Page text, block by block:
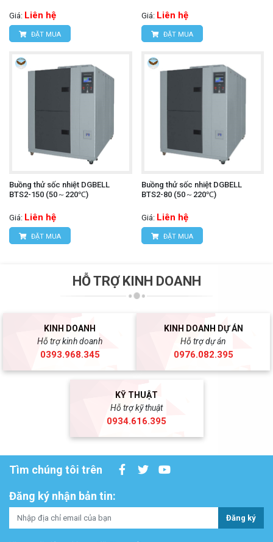
Giá: Liên hệ
ĐẶT MUA
Giá: Liên hệ
ĐẶT MUA
Buồng thử sốc nhiệt DGBELL
BTS2-150 (50～220℃)
Giá: Liên hệ
ĐẶT MUA
Buồng thử sốc nhiệt DGBELL
BTS2-80 (50～220℃)
Giá: Liên hệ
ĐẶT MUA
HỖ TRỢ KINH DOANH
KINH DOANH
Hỗ trợ kinh doanh
0393.968.345
KINH DOANH DỰ ÁN
Hỗ trợ dự án
0976.082.395
KỸ THUẬT
Hỗ trợ kỹ thuật
0934.616.395
Tìm chúng tôi trên
Đăng ký nhận bản tin:
Đăng ký